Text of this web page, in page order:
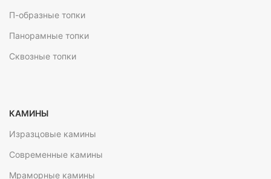
П-образные топки
Панорамные топки
Сквозные топки
КАМИНЫ
Изразцовые камины
Современные камины
Мраморные камины